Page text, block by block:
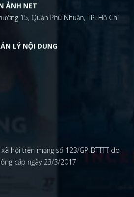
ẢNH NET
15, Quận Phú Nhuận, TP. Hồ Chí
LÝ NỘI DUNG
hội trên mạng số 123/GP-BTTTT do
cấp ngày 23/3/2017